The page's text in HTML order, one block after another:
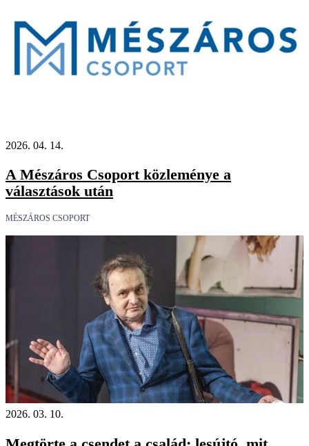
2026. 04. 14.
A Mészáros Csoport közleménye a
választások után
MÉSZÁROS CSOPORT
2026. 03. 10.